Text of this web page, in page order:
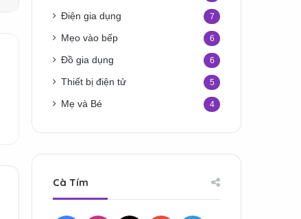
Điện gia dụng 7
Mẹo vào bếp 6
Đồ gia dụng 6
Thiết bị điện tử 5
Mẹ và Bé 4
Cà Tím